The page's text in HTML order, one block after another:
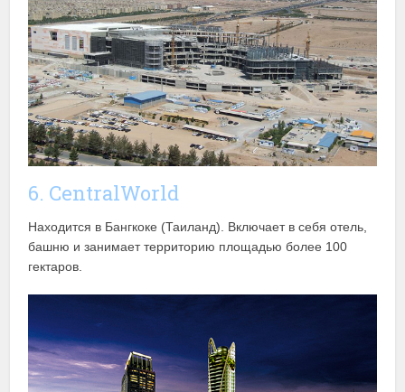
6. CentralWorld
Находится в Бангкоке (Таиланд). Включает в себя отель,
башню и занимает территорию площадью более 100
гектаров.